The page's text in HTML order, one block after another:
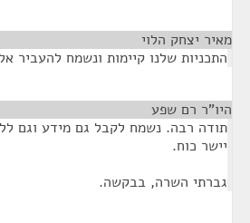
מאיר יצחק הלוי
התכניות שלנו קיימות ונשמח להעביר
היו"ר רם שפע
תודה רבה. נשמח לקבל גם מידע וגם
יישר כוח.
גברתי השרה, בבקשה.